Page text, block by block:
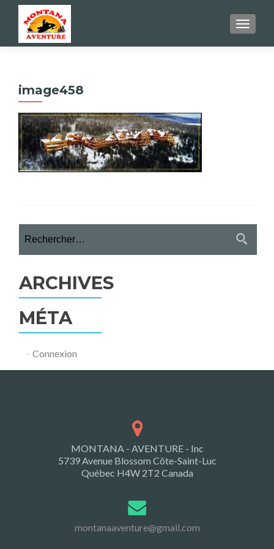
image458
ARCHIVES
MÉTA
Connexion
MONTANA - AVENTURE - Inc
5739 Avenue Blossom Côte-Saint-Luc
Québec H4W 2T2 Canada
montanaaventure@gmail.com